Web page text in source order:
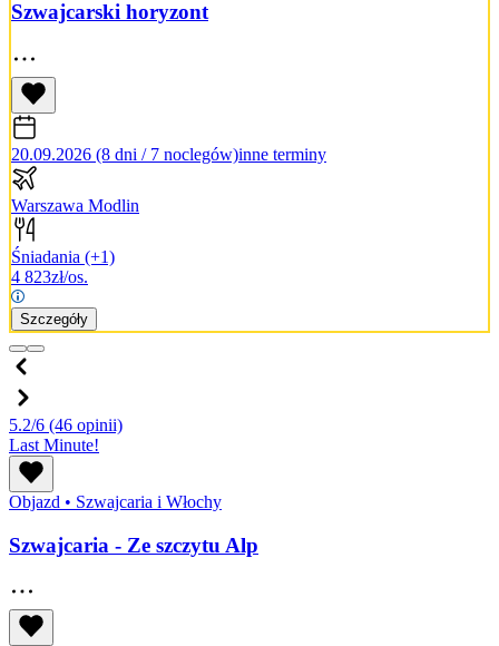
Szwajcarski horyzont
20.09.2026 (8 dni / 7 noclegów)inne terminy
Warszawa Modlin
Śniadania (+1)
4 823zł/os.
Szczegóły
5.2/6 (46 opinii)
Last Minute!
Objazd • Szwajcaria i Włochy
Szwajcaria - Ze szczytu Alp